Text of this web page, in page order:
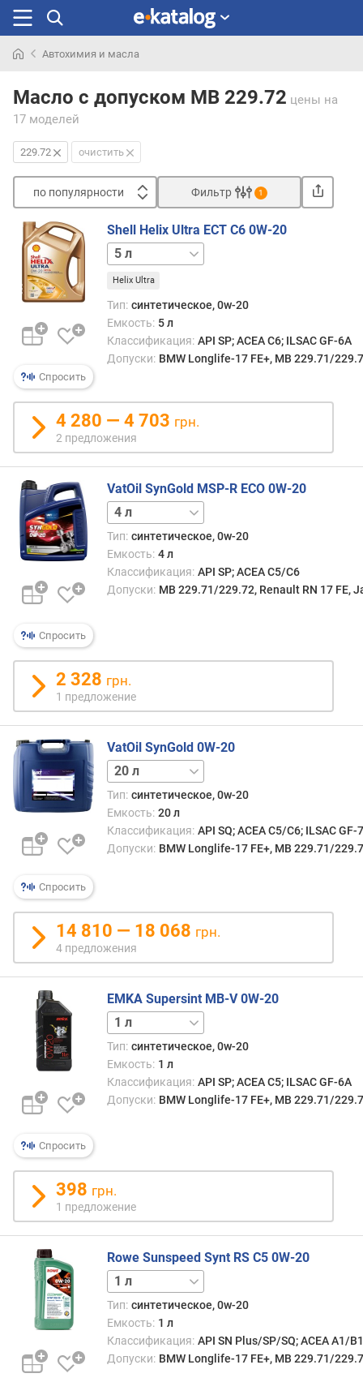
раньше
Автохимия и масла
Масло с допуском MB 229.72 цены на
17 моделей
229.72 очистить
по популярности
п
о
п
о
у
л
р
н
с
о
т
д
е
ш
е
в
х
к
д
о
р
о
и
м
о
д
о
о
г
х
е
ш
е
в
ы
м
п
о
т
з
ы
в
а
п
о
д
а
е
Фильтр 1
Спросить
Shell Helix Ultra ECT C6 0W-20
1 л
Helix Ultra
Тип: синтетическое, 0w-20
Емкость: 5 л
Классификация: API SP; ACEA C6; ILSAC GF-6A
Допуски: BMW Longlife-17 FE+, MB 229.71/
4 280 — 4 703 грн.
2 предложения
Спросить
VatOil SynGold MSP-R ECO 0W-20
5 л
Тип: синтетическое, 0w-20
Емкость: 4 л
Классификация: API SP; ACEA C5/C6
Допуски: MB 229.71/229.72, Renault RN 17 FE,
2 328 грн.
1 предложение
Спросить
VatOil SynGold 0W-20
1 л4 л
Тип: синтетическое, 0w-20
Емкость: 20 л
Классификация: API SQ; ACEA C5/C6; ILSAC GF-
Допуски: BMW Longlife-17 FE+, MB 229.71/
14 810 — 18 068 грн.
4 предложения
Спросить
EMKA Supersint MB-V 0W-20
5 л
Тип: синтетическое, 0w-20
Емкость: 1 л
Классификация: API SP; ACEA C5; ILSAC GF-6A
Допуски: BMW Longlife-17 FE+, MB 229.71/
398 грн.
1 предложение
Rowe Sunspeed Synt RS C5 0W-20
5 л
Тип: синтетическое, 0w-20
Емкость: 1 л
Классификация: API SN Plus/SP/SQ; ACEA A1/
Допуски: BMW Longlife-17 FE+, MB 229.71/